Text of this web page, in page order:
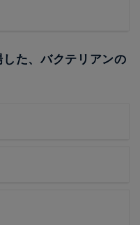
た、バクテリアンの